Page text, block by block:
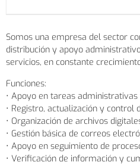
Somos una empresa del sector
distribución y apoyo
servicios, en constante
Funciones:
• Apoyo en tareas
• Registro, actualización y control
• Organización de archivos
• Gestión básica de correos
• Apoyo en seguimiento de
• Verificación de información y